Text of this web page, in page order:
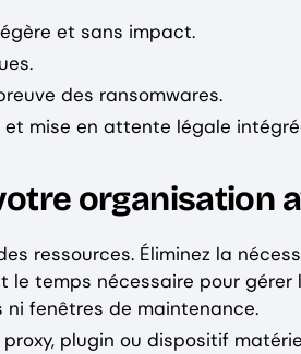
et sans impact.
des ransomwares.
mise en attente légale
organisation
ressources. Éliminez la
le temps nécessaire pour
fenêtres de maintenance.
plugin ou dispositif